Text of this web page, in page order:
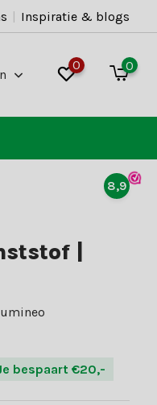
| Inspiratie & blogs
0 0
8,9
|
bespaart €20,-